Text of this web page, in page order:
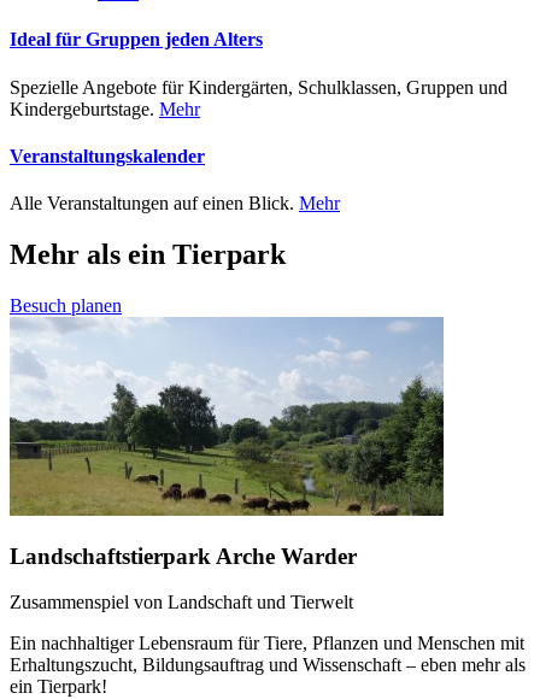
Ideal für Gruppen jeden Alters
Spezielle Angebote für Kindergärten, Schulklassen, Gruppen und
Kindergeburtstage. Mehr
Veranstaltungskalender
Alle Veranstaltungen auf einen Blick. Mehr
Mehr als ein Tierpark
Besuch planen
Landschaftstierpark Arche Warder
Zusammenspiel von Landschaft und Tierwelt
Ein nachhaltiger Lebensraum für Tiere, Pflanzen und Menschen mit
Erhaltungszucht, Bildungsauftrag und Wissenschaft – eben mehr als
ein Tierpark!